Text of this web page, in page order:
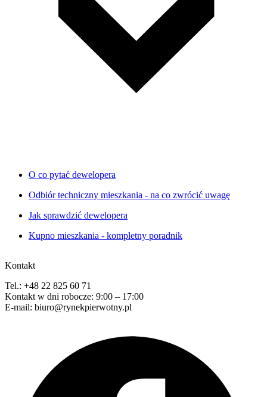
O co pytać dewelopera
Odbiór techniczny mieszkania - na co zwrócić uwagę
Jak sprawdzić dewelopera
Kupno mieszkania - kompletny poradnik
Kontakt
Tel.: +48 22 825 60 71
Kontakt w dni robocze: 9:00 – 17:00
E-mail: biuro@rynekpierwotny.pl